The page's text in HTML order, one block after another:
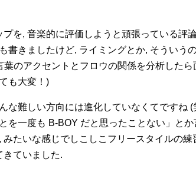
を, 音楽的に評価しようと頑張っている評
書きましたけど, ライミングとか, そういう
のアクセントとフロウの関係を分析したら
も大変！)
な難しい方向には進化していなくてですね (
を一度も B-BOY だと思ったことない」とか
たいな感じでしこしこフリースタイルの練
きていました.